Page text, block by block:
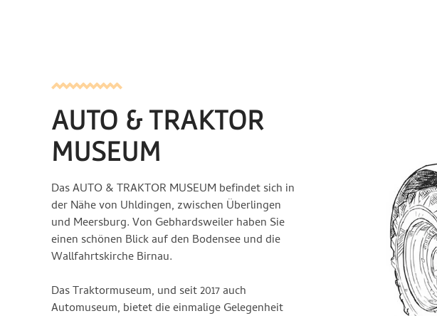
AUTO & TRAKTOR
MUSEUM
Das AUTO & TRAKTOR MUSEUM befindet sich in
der Nähe von Uhldingen, zwischen Überlingen
und Meersburg. Von Gebhardsweiler haben Sie
einen schönen Blick auf den Bodensee und die
Wallfahrtskirche Birnau.
Das Traktormuseum, und seit 2017 auch
Automuseum, bietet die einmalige Gelegenheit